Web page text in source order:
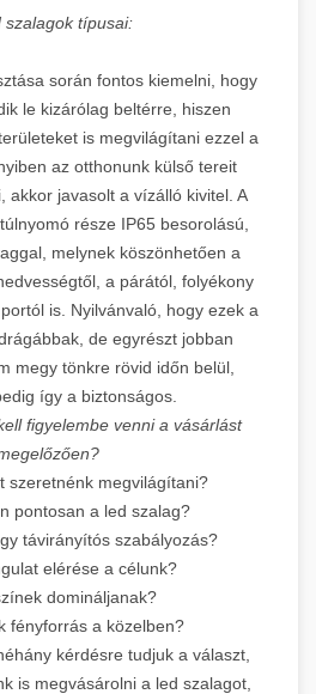
szalagok típusai:
során fontos kiemelni, hogy
le kizárólag beltérre, hiszen
is megvilágítani ezzel a
az otthonunk külső tereit
akkor javasolt a vízálló kivitel. A
része IP65 besorolású,
melynek köszönhetően a
a párától, folyékony
is. Nyilvánvaló, hogy ezek a
de egyrészt jobban
megy tönkre rövid időn belül,
így a biztonságos.
figyelembe venni a vásárlást
szeretnénk megvilágítani?
pontosan a led szalag?
távirányítós szabályozás?
elérése a célunk?
domináljanak?
fényforrás a közelben?
kérdésre tudjuk a választ,
is megvásárolni a led szalagot,